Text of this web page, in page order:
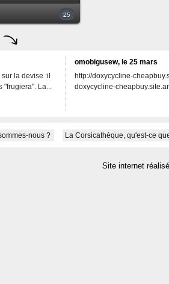
25
la devise :il
"frugiera". La...
omobigusew, le 25 mars
http://doxycycline-
doxycycline-
nous ? La Corsicathèque, qu'est-ce
Site internet